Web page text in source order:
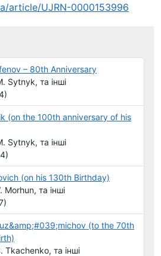
article/UJRN-0000153996
– 80th Anniversary
Sytnyk, та інші
(on the 100th anniversary of his
Sytnyk, та інші
(on his 130th Birthday)
та інші
(to the 70th
Tkachenko, та інші